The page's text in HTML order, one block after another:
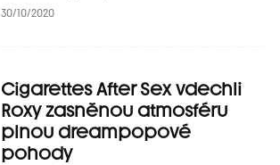
30/10/2020
Cigarettes After Sex vdechli
Roxy zasněnou atmosféru
plnou dreampopové
pohody